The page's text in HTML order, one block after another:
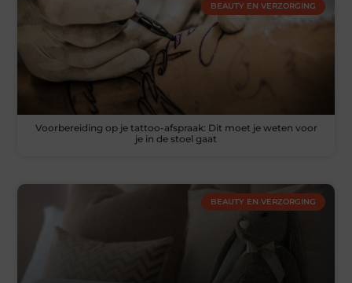
BEAUTY EN VERZORGING
Voorbereiding op je tattoo-afspraak: Dit moet je weten voor
je in de stoel gaat
BEAUTY EN VERZORGING